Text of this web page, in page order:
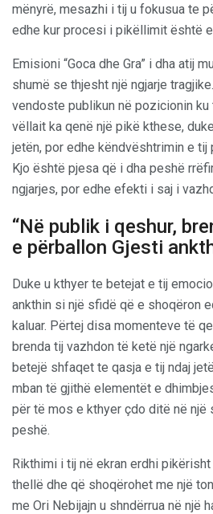
mënyrë, mesazhi i tij u fokusua te
edhe kur procesi i pikëllimit është
Emisioni “Goca dhe Gra” i dha atij
shumë se thjesht një ngjarje
vendoste publikun në pozicionin ku
vëllait ka qenë një pikë kthese,
jetën, por edhe këndvështrimin e tij
Kjo është pjesa që i dha peshë
ngjarjes, por edhe efekti i saj i
“Në publik i qeshur,
e përballon Gjesti
Duke u kthyer te betejat e tij
ankthin si një sfidë që e shoqëron
kaluar. Përtej disa momenteve të
brenda tij vazhdon të ketë një
betejë shfaqet te qasja e tij ndaj
mban të gjithë elementët e
për të mos e kthyer çdo ditë në një
peshë.
Rikthimi i tij në ekran erdhi
thellë dhe që shoqërohet me një
me Ori Nebijajn u shndërrua në një